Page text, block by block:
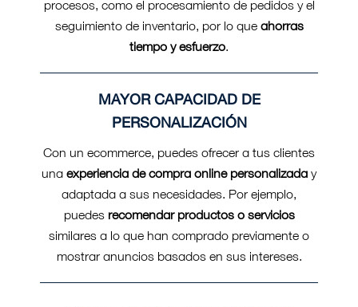
procesos, como el procesamiento de pedidos y el
seguimiento de inventario, por lo que ahorras
tiempo y esfuerzo.
MAYOR CAPACIDAD DE
PERSONALIZACIÓN
Con un ecommerce, puedes ofrecer a tus clientes
una experiencia de compra online personalizada y
adaptada a sus necesidades. Por ejemplo,
puedes recomendar productos o servicios
similares a lo que han comprado previamente o
mostrar anuncios basados en sus intereses.